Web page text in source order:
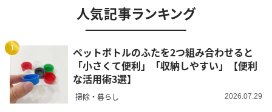
人気記事ランキング
1
ペットボトルのふたを2つ組み合わせると
「小さくて便利」「収納しやすい」【便利
な活用術3選】
掃除・暮らし 2026.07.29